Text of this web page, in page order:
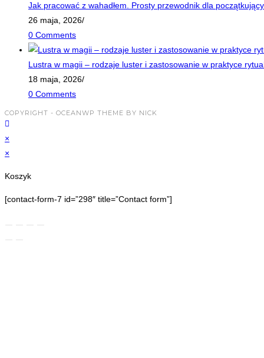
Jak pracować z wahadłem. Prosty przewodnik dla
26 maja, 2026/
0 Comments
Lustra w magii – rodzaje luster i zastosowanie w praktyce
18 maja, 2026/
0 Comments
COPYRIGHT - OCEANWP THEME BY NICK
×
×
Koszyk
[contact-form-7 id=”298″ title=”Contact form”]